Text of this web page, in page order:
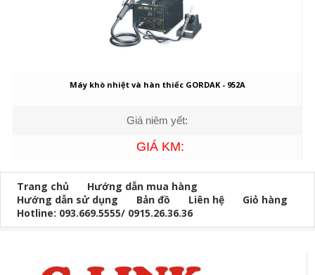
Máy khò nhiệt và hàn thiếc GORDAK - 952A
Giá niêm yết:
GIÁ KM:
Trang chủ
Hướng dẫn mua hàng
Hướng dẫn sử dụng
Bản đồ Liên hệ
Giỏ hàng
Hotline: 093.669.5555/ 0915.26.36.36